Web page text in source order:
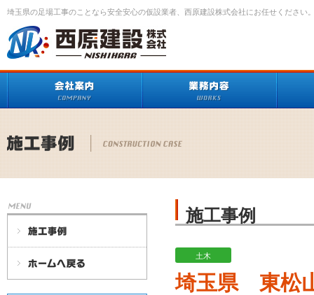
埼玉県の足場工事のことなら安全安心の仮設業者、西原建設株式会社にお任せください
施工事例
土木
埼玉県 東松